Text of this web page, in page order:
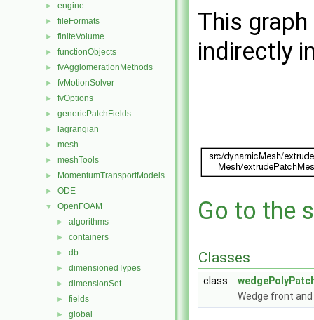
► engine
► fileFormats
► finiteVolume
► functionObjects
► fvAgglomerationMethods
► fvMotionSolver
► fvOptions
► genericPatchFields
► lagrangian
► mesh
► meshTools
► MomentumTransportModels
► ODE
▼ OpenFOAM
► algorithms
► containers
► db
► dimensionedTypes
► dimensionSet
► fields
► global
This
indirectly
Go to the
Classes
class
Wedge front